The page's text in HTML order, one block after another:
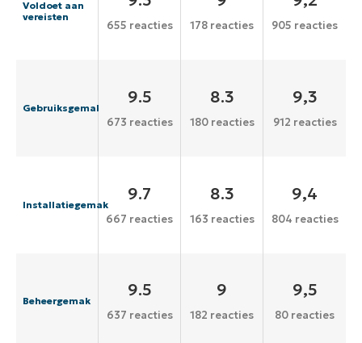
Voldoet aan
vereisten
655 reacties 178 reacties 905 reacties
Gebruiksgemak
9.5
673 reacties
8.3
180 reacties
9,3
912 reacties
Installatiegemak
9.7
667 reacties
8.3
163 reacties
9,4
804 reacties
Beheergemak
9.5
637 reacties
9
182 reacties
9,5
80 reacties